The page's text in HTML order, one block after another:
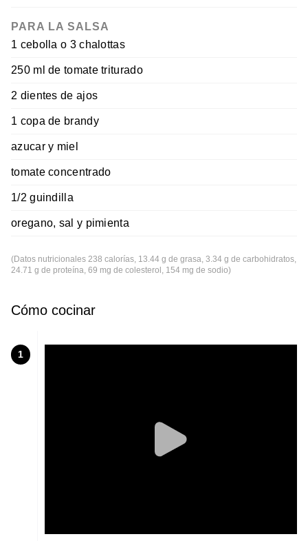
PARA LA SALSA
1 cebolla o 3 chalottas
250 ml de tomate triturado
2 dientes de ajos
1 copa de brandy
azucar y miel
tomate concentrado
1/2 guindilla
oregano, sal y pimienta
(Datos nutricionales 238 calorías, 13.44 g de grasa, 3.34 g de carbohidratos,
24.71 g de proteína, 69 mg de colesterol, 154 mg de sodio)
Cómo cocinar
1